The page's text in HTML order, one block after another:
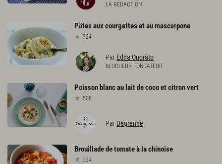
LA RÉDACTION
Pâtesauxcourgettesetaumascarpone
724
Par Edda Onorato
BLOGUEUR FONDATEUR
Poisson blancau laitdecocoetcitronvert
508
Par Degrenne
Brouilladedetomateà lachinoise
334